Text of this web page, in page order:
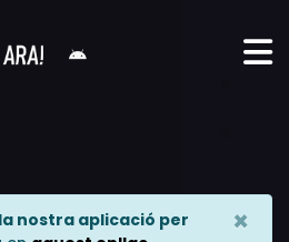
nostra aplicació per
×